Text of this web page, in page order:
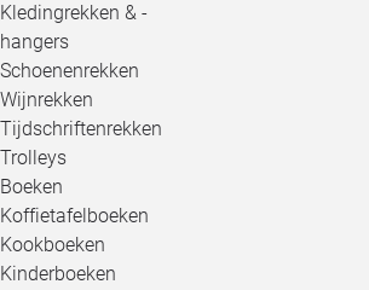
Kledingrekken & -
hangers
Schoenenrekken
Wijnrekken
Tijdschriftenrekken
Trolleys
Boeken
Koffietafelboeken
Kookboeken
Kinderboeken